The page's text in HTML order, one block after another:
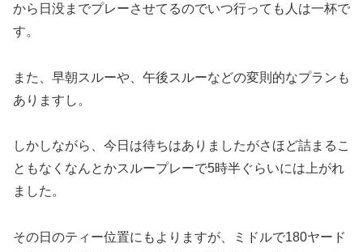
から日没までプレーさせてるのでいつ行っても人は一杯で
す。
また、早朝スルーや、午後スルーなどの変則的なプランも
ありますし。
しかしながら、今日は待ちはありましたがさほど詰まるこ
ともなくなんとかスループレーで5時半ぐらいには上がれ
ました。
その日のティー位置にもよりますが、ミドルで180ヤード